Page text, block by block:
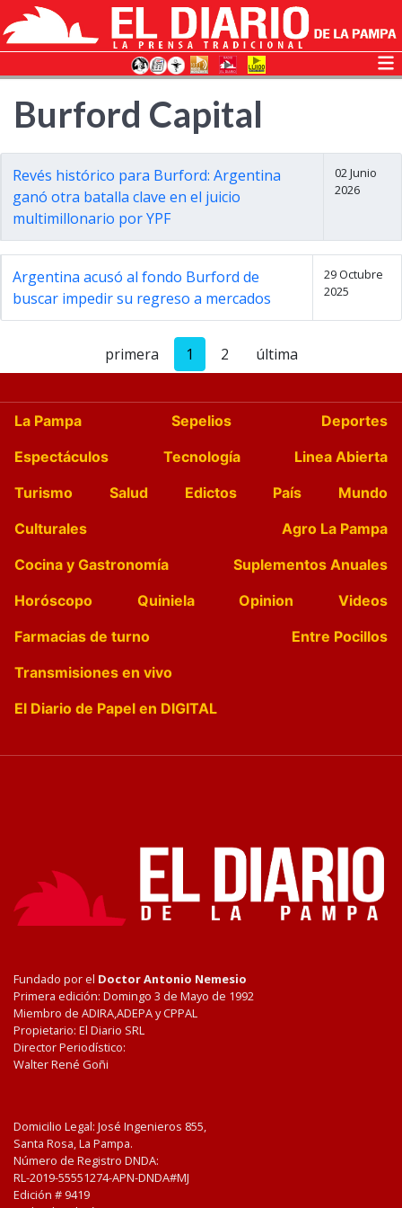
Burford Capital
Revés histórico para Burford: Argentina
ganó otra batalla clave en el juicio
multimillonario por YPF
02 Junio
2026
Argentina acusó al fondo Burford de
buscar impedir su regreso a mercados
29 Octubre
2025
primera 1 2 última
La Pampa Sepelios
Deportes
Espectáculos
Tecnología
Linea Abierta
Turismo
Salud Edictos País
Mundo
Culturales
Agro La Pampa
Cocina y Gastronomía
Suplementos Anuales
Horóscopo
Quiniela Opinion
Videos
Farmacias de turno
Entre Pocillos
Transmisiones en vivo
El Diario de Papel en DIGITAL
Fundado por el Doctor Antonio Nemesio
Primera edición: Domingo 3 de Mayo de 1992
Miembro de ADIRA,ADEPA y CPPAL
Propietario: El Diario SRL
Director Periodístico:
Walter René Goñi
Domicilio Legal: José Ingenieros 855,
Santa Rosa, La Pampa.
Número de Registro DNDA:
RL-2019-55551274-APN-DNDA#MJ
Edición # 9419